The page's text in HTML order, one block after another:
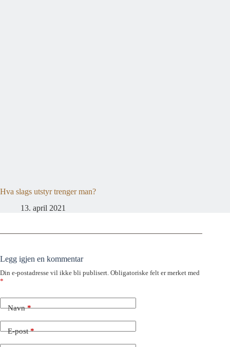
Hva slags utstyr trenger man?
13. april 2021
Legg igjen en kommentar
Din e-postadresse vil ikke bli publisert. Obligatoriske felt er merket med
*
Navn*
E-post*